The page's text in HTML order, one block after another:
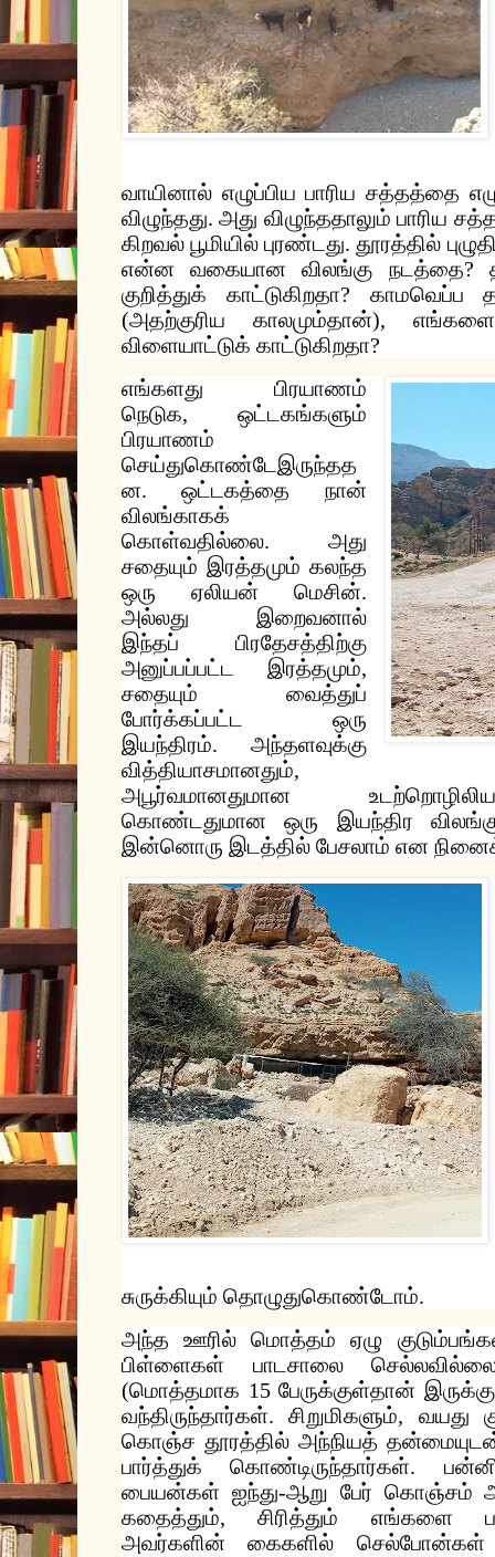
வாயினால் எழுப்பிய பாரிய சத்தத்தை
விழுந்தது.அது விழுந்ததாலும் பாரிய
கிறவல் பூமியில் புரண்டது.தூரத்தில்
என்ன
வகையான விலங்கு நடத்தை?
குறித்துக்
காட்டுகிறதா? காமவெப்ப
(அதற்குரிய காலமும்தான்), எங்களை
விளையாட்டுக் காட்டுகிறதா?
எங்களது
பிரயாணம்
நெடுக, ஒட்டகங்களும்
பிரயாணம்
செய்துகொண்டே இருந்தத
ன.ஒட்டகத்தை
நான்
விலங்காகக்
கொள்வதில்லை. அது
சதையும் இரத்தமும் கலந்த
ஒரு
ஏலியன் மெசின்.
அல்லது
இறைவனால்
இந்தப்
பிரதேசத்திற்கு
அனுப்பப்பட்ட
இரத்தமும்,
சதையும்
வைத்துப்
போர்க்கப்பட்ட
ஒரு
இயந்திரம். அந்தளவுக்கு
வித்தியாசமானதும்,
அபூர்வமானதுமான
கொண்டதுமான
ஒரு இயந்திர
இன்னொரு இடத்தில் பேசலாம் என
சுருக்கியும் தொழுதுகொண்டோம்.
அந்த
ஊரில் மொத்தம் ஏழு
பிள்ளைகள்
பாடசாலை
(மொத்தமாக 15பேருக்குள்தான்
வந்திருந்தார்கள்.சிறுமிகளும், வயது
கொஞ்ச தூரத்தில் அந்நியத்
பார்த்துக்
கொண்டிருந்தார்கள்.
பையன்கள் ஐந்து-ஆறு பேர் கொஞ்சம்
கதைத்தும்,சிரித்தும் எங்களை
அவர்களின்
கைகளில்
செல்போன்கள்